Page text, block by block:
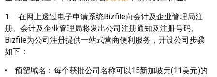
1. 在网上透过电子申请系统Bizfile向会计及企业管理局注
册。会计及企业管理局将发出公司注册通知及注册号码。
Bizfile为公司注册提供一站式营商便利服务，开设公司步骤
如下：
• 预留域名：每个获批公司名称可以15新加坡元(11美元)的